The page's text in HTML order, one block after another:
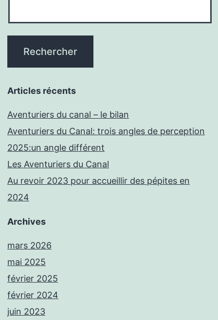
Articles récents
Aventuriers du canal – le bilan
Aventuriers du Canal: trois angles de perception
2025:un angle différent
Les Aventuriers du Canal
Au revoir 2023 pour accueillir des pépites en
2024
Archives
mars 2026
mai 2025
février 2025
février 2024
juin 2023